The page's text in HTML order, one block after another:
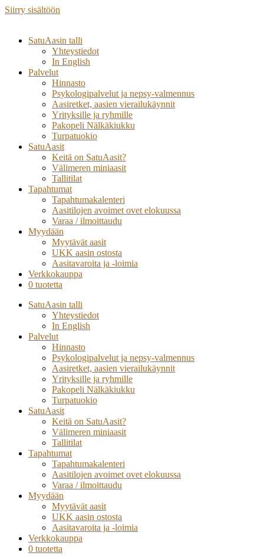
Siirry sisältöön
SatuAasin talli
Yhteystiedot
In English
Palvelut
Hinnasto
Psykologipalvelut ja nepsy-valmennus
Aasiretket, aasien vierailukäynnit
Yrityksille ja ryhmille
Pakopeli Nälkäkiukku
Turpatuokio
SatuAasit
Keitä on SatuAasit?
Välimeren miniaasit
Tallitilat
Tapahtumat
Tapahtumakalenteri
Aasitilojen avoimet ovet elokuussa
Varaa / ilmoittaudu
Myydään
Myytävät aasit
UKK aasin ostosta
Aasitavaroita ja -loimia
Verkkokauppa
0 tuotetta
SatuAasin talli
Yhteystiedot
In English
Palvelut
Hinnasto
Psykologipalvelut ja nepsy-valmennus
Aasiretket, aasien vierailukäynnit
Yrityksille ja ryhmille
Pakopeli Nälkäkiukku
Turpatuokio
SatuAasit
Keitä on SatuAasit?
Välimeren miniaasit
Tallitilat
Tapahtumat
Tapahtumakalenteri
Aasitilojen avoimet ovet elokuussa
Varaa / ilmoittaudu
Myydään
Myytävät aasit
UKK aasin ostosta
Aasitavaroita ja -loimia
Verkkokauppa
0 tuotetta